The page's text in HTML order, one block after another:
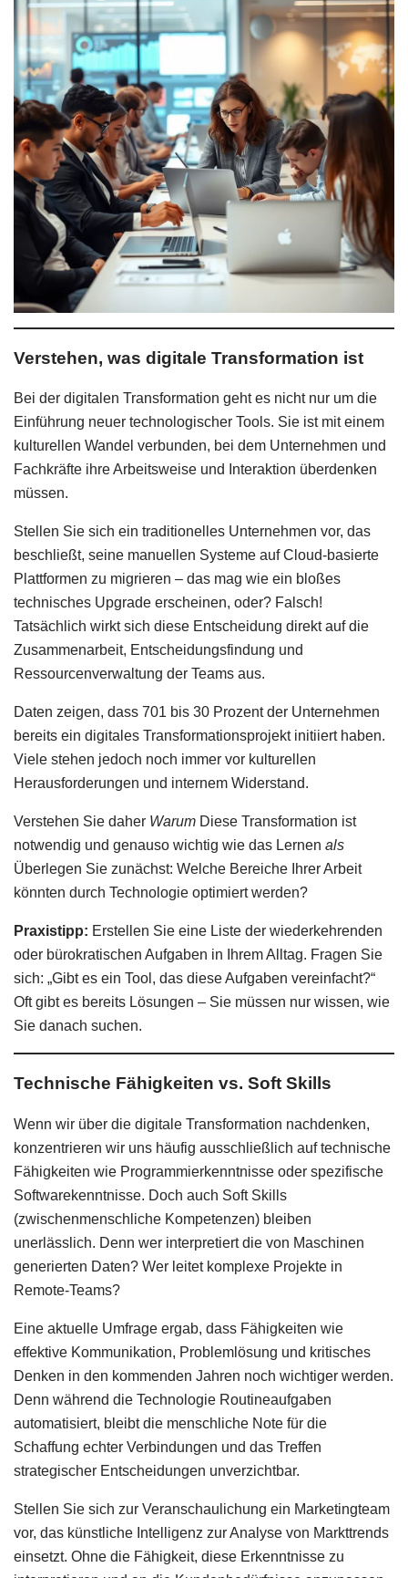
Verstehen, was digitale Transformation ist
Bei der digitalen Transformation geht es nicht nur um die
Einführung neuer technologischer Tools. Sie ist mit einem
kulturellen Wandel verbunden, bei dem Unternehmen und
Fachkräfte ihre Arbeitsweise und Interaktion überdenken
müssen.
Stellen Sie sich ein traditionelles Unternehmen vor, das
beschließt, seine manuellen Systeme auf Cloud-basierte
Plattformen zu migrieren – das mag wie ein bloßes
technisches Upgrade erscheinen, oder? Falsch!
Tatsächlich wirkt sich diese Entscheidung direkt auf die
Zusammenarbeit, Entscheidungsfindung und
Ressourcenverwaltung der Teams aus.
Daten zeigen, dass 701 bis 30 Prozent der Unternehmen
bereits ein digitales Transformationsprojekt initiiert haben.
Viele stehen jedoch noch immer vor kulturellen
Herausforderungen und internem Widerstand.
Verstehen Sie daher Warum Diese Transformation ist
notwendig und genauso wichtig wie das Lernen als
Überlegen Sie zunächst: Welche Bereiche Ihrer Arbeit
könnten durch Technologie optimiert werden?
Praxistipp: Erstellen Sie eine Liste der wiederkehrenden
oder bürokratischen Aufgaben in Ihrem Alltag. Fragen Sie
sich: „Gibt es ein Tool, das diese Aufgaben vereinfacht?“
Oft gibt es bereits Lösungen – Sie müssen nur wissen, wie
Sie danach suchen.
Technische Fähigkeiten vs. Soft Skills
Wenn wir über die digitale Transformation nachdenken,
konzentrieren wir uns häufig ausschließlich auf technische
Fähigkeiten wie Programmierkenntnisse oder spezifische
Softwarekenntnisse. Doch auch Soft Skills
(zwischenmenschliche Kompetenzen) bleiben
unerlässlich. Denn wer interpretiert die von Maschinen
generierten Daten? Wer leitet komplexe Projekte in
Remote-Teams?
Eine aktuelle Umfrage ergab, dass Fähigkeiten wie
effektive Kommunikation, Problemlösung und kritisches
Denken in den kommenden Jahren noch wichtiger werden.
Denn während die Technologie Routineaufgaben
automatisiert, bleibt die menschliche Note für die
Schaffung echter Verbindungen und das Treffen
strategischer Entscheidungen unverzichtbar.
Stellen Sie sich zur Veranschaulichung ein Marketingteam
vor, das künstliche Intelligenz zur Analyse von Markttrends
einsetzt. Ohne die Fähigkeit, diese Erkenntnisse zu